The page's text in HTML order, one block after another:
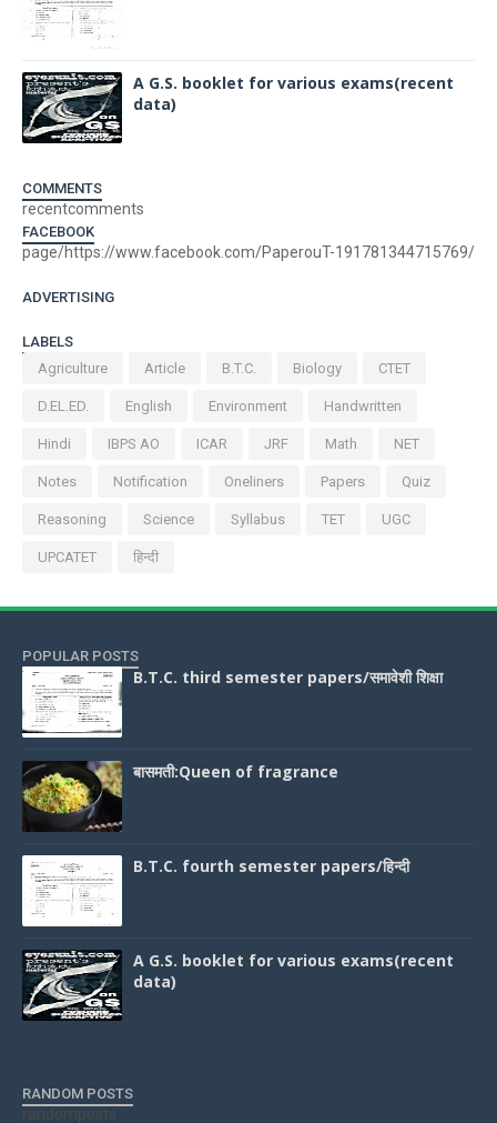
A G.S. booklet for various exams(recent
data)
COMMENTS
recentcomments
FACEBOOK
page/https://www.facebook.com/PaperouT-191781344715769/
ADVERTISING
LABELS
Agriculture
Article B.T.C. Biology CTET
D.EL.ED. English Environment Handwritten
Hindi IBPS AO ICAR JRF Math NET
Notes Notification Oneliners Papers Quiz
Reasoning Science Syllabus TET UGC
UPCATET हिन्दी
POPULAR POSTS
B.T.C. third semester papers/समावेशी शिक्षा
बासमती:Queen of fragrance
B.T.C. fourth semester papers/हिन्दी
A G.S. booklet for various exams(recent
data)
RANDOM POSTS
randomposts